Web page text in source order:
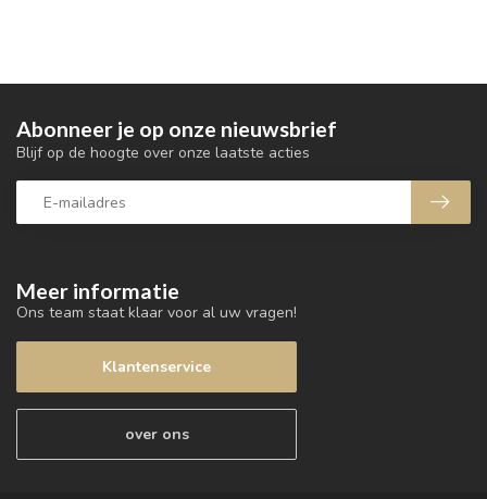
Meer informatie
Ons team staat klaar voor al uw vragen!
Klantenservice
over ons
Abonneer je op onze nieuwsbrief
Blijf op de hoogte over onze laatste acties